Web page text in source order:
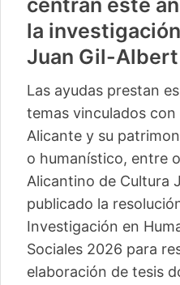
centran este
la
Juan Gil-Albert
Las ayudas prestan
temas vinculados
Alicante y su
o humanístico, entre
Alicantino de Cultura
publicado la
Investigación en
Sociales 2026 para
elaboración de tesis